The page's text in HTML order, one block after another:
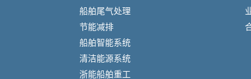
船舶尾气处理
节能减排
船舶智能系统
清洁能源系统
​浙能船舶重工